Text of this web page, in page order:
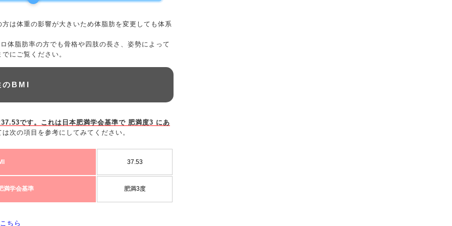
は体重の影響が大きいため体脂肪を変更しても体系
体脂肪率の方でも骨格や四肢の長さ、姿勢によって
にご覧ください。
のBMI
です。これは日本肥満学会基準で 肥満度3 にあ
次の項目を参考にしてみてください。
37.53
満学会基準 肥満3度
こちら